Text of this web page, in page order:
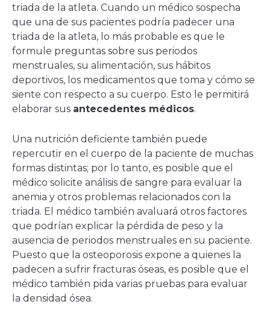
triada de la atleta. Cuando un médico sospecha
que una de sus pacientes podría padecer una
triada de la atleta, lo más probable es que le
formule preguntas sobre sus periodos
menstruales, su alimentación, sus hábitos
deportivos, los medicamentos que toma y cómo se
siente con respecto a su cuerpo. Esto le permitirá
elaborar sus antecedentes médicos.
Una nutrición deficiente también puede
repercutir en el cuerpo de la paciente de muchas
formas distintas; por lo tanto, es posible que el
médico solicite análisis de sangre para evaluar la
anemia y otros problemas relacionados con la
triada. El médico también avaluará otros factores
que podrían explicar la pérdida de peso y la
ausencia de periodos menstruales en su paciente.
Puesto que la osteoporosis expone a quienes la
padecen a sufrir fracturas óseas, es posible que el
médico también pida varias pruebas para evaluar
la densidad ósea.